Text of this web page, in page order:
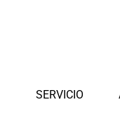
SERVICIO